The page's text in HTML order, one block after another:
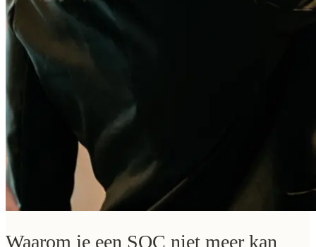
Waarom je een SOC niet meer kan